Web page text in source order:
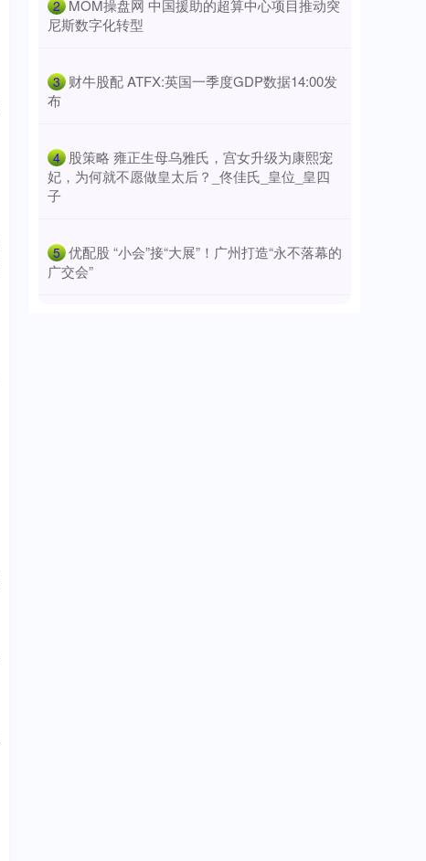
2 ​MOM操盘网 中国援助的超算中心项目推动突
尼斯数字化转型
3 ​财牛股配 ATFX:英国一季度GDP数据14:00发
布
4 ​股策略 雍正生母乌雅氏，宫女升级为康熙宠
妃，为何就不愿做皇太后？_佟佳氏_皇位_皇四
子
5 ​优配股 “小会”接“大展”！广州打造“永不落幕的
广交会”